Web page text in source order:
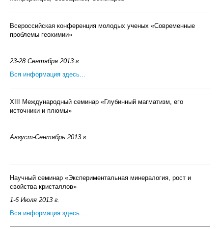
Всероссийская конференция молодых ученых «Современные
проблемы геохимии»
23-28 Cентября 2013 г.
Вся информация здесь...
XIII Международный семинар «Глубинный магматизм, его
источники и плюмы»
Август-Сентябрь 2013 г.
Научный семинар «Экспериментальная минералогия, рост и
свойства кристаллов»
1-6 Июля 2013 г.
Вся информация здесь...